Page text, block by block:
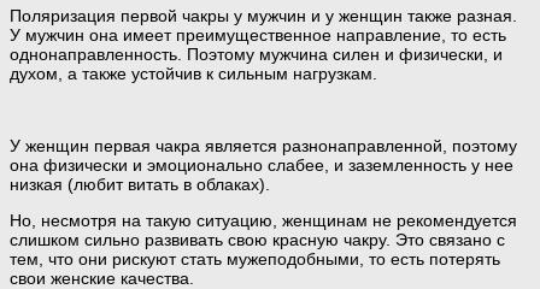
Поляризация первой чакры у мужчин и у женщин также разная.
У мужчин она имеет преимущественное направление, то есть
однонаправленность. Поэтому мужчина силен и физически, и
духом, а также устойчив к сильным нагрузкам.
У женщин первая чакра является разнонаправленной, поэтому
она физически и эмоционально слабее, и заземленность у нее
низкая (любит витать в облаках).
Но, несмотря на такую ситуацию, женщинам не рекомендуется
слишком сильно развивать свою красную чакру. Это связано с
тем, что они рискуют стать мужеподобными, то есть потерять
свои женские качества.